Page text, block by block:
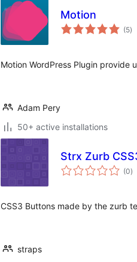
Motion
(5)
Motion WordPress Plugin provide
Adam Pery
50+ active installations
Strx Zurb
(0)
CSS3 Buttons made by the zurb
straps